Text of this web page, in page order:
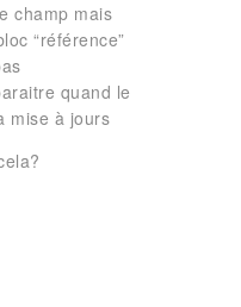
champ mais
“référence”
quand le
mise à jours